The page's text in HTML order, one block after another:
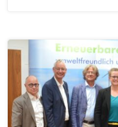
München"
und
Verwertungswege
von
Grünland-